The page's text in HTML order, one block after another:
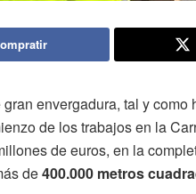
envergadura, tal y
de los trabajos en la
de euros, en la
de400.000 metros